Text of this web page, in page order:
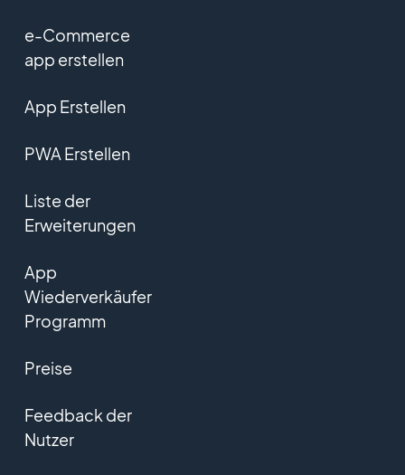
e-Commerce
app erstellen
App Erstellen
PWA Erstellen
Liste der
Erweiterungen
App
Wiederverkäufer
Programm
Preise
Feedback der
Nutzer